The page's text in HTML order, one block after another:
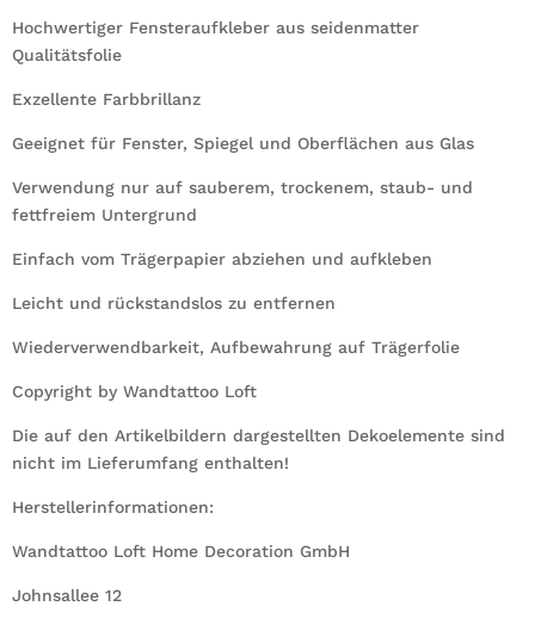
Hochwertiger Fensteraufkleber aus seidenmatter
Qualitätsfolie
Exzellente Farbbrillanz
Geeignet für Fenster, Spiegel und Oberflächen aus Glas
Verwendung nur auf sauberem, trockenem, staub- und
fettfreiem Untergrund
Einfach vom Trägerpapier abziehen und aufkleben
Leicht und rückstandslos zu entfernen
Wiederverwendbarkeit, Aufbewahrung auf Trägerfolie
Copyright by Wandtattoo Loft
Die auf den Artikelbildern dargestellten Dekoelemente sind
nicht im Lieferumfang enthalten!
Herstellerinformationen:
Wandtattoo Loft Home Decoration GmbH
Johnsallee 12